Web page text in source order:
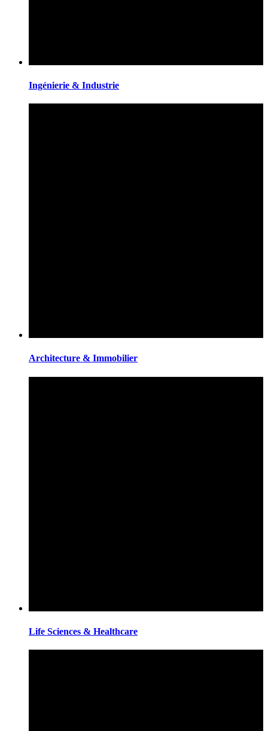
Ingénierie & Industrie
Architecture & Immobilier
Life Sciences & Healthcare